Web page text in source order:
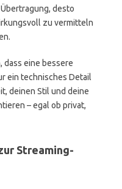
desto
zu vermitteln
dass eine bessere
ein technisches Detail
deinen Stil und deine
– egal ob privat,
Streaming-